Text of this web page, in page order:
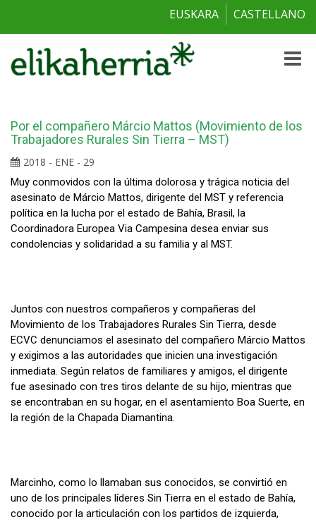
EUSKARA CASTELLANO
Toggle
Por el compañero Márcio Mattos (Movimiento de los
Trabajadores Rurales Sin Tierra – MST)
2018 - ENE - 29
Muy conmovidos con la última dolorosa y trágica noticia del
asesinato de Márcio Mattos, dirigente del MST y referencia
política en la lucha por el estado de Bahía, Brasil, la
Coordinadora Europea Via Campesina desea enviar sus
condolencias y solidaridad a su familia y al MST.
Juntos con nuestros compañeros y compañeras del
Movimiento de los Trabajadores Rurales Sin Tierra, desde
ECVC denunciamos el asesinato del compañero Márcio Mattos
y exigimos a las autoridades que inicien una investigación
inmediata. Según relatos de familiares y amigos, el dirigente
fue asesinado con tres tiros delante de su hijo, mientras que
se encontraban en su hogar, en el asentamiento Boa Suerte, en
la región de la Chapada Diamantina.
Marcinho, como lo llamaban sus conocidos, se convirtió en
uno de los principales líderes Sin Tierra en el estado de Bahía,
conocido por la articulación con los partidos de izquierda,